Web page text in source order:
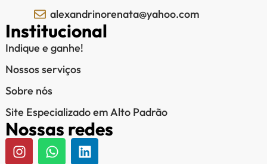
alexandrinorenata@yahoo.com
Institucional
Indique e ganhe!
Nossos serviços
Sobre nós
Site Especializado em Alto Padrão
Nossas redes